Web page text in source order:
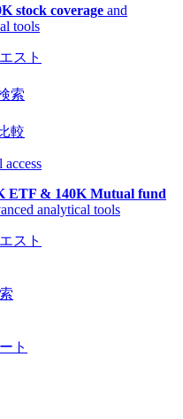
stock coverage and
tools
スト
索
較
access
ETF & 140K Mutual fund
analytical tools
スト
ト